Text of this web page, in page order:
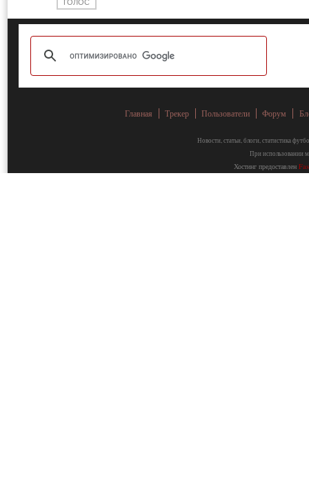
Главная Трекер Пользователи Форум
Новости, статьи, блоги, статистика
При использовании
Хостинг предоставлен